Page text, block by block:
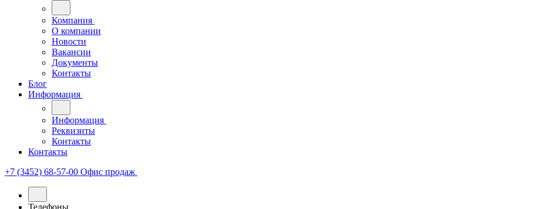
Компания
О компании
Новости
Вакансии
Документы
Контакты
Блог
Информация
Информация
Реквизиты
Контакты
Контакты
+7 (3452) 68-57-00 Офис продаж
Телефоны